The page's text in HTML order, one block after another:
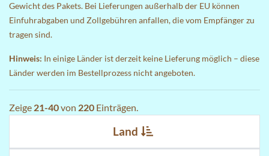
Gewicht des Pakets. Bei Lieferungen außerhalb der EU können
Einfuhrabgaben und Zollgebühren anfallen, die vom Empfänger zu
tragen sind.
Hinweis: In einige Länder ist derzeit keine Lieferung möglich – diese
Länder werden im Bestellprozess nicht angeboten.
Zeige 21-40von 220 Einträgen.
Land